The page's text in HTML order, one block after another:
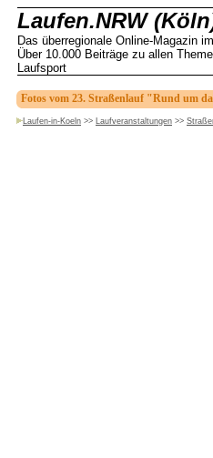
Laufen.NRW
Das überregionale Online-Magazin
Über 10.000 Beiträge zu allen
Laufsport
Fotos vom 23. Straßenlauf "Rund um
Laufen-in-Koeln >> Laufveranstaltungen >>